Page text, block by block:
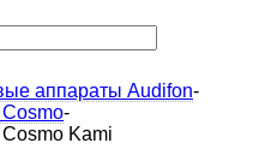
аппараты Audifon-
-
Kami